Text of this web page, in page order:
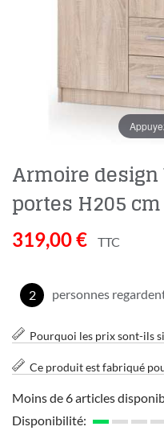
Armoire
portes H205
319,00 € TTC
2 personnes
Pourquoi les prix sont-ils si
Ce produit est fabriqué
Moins de 6 articles
Disponibilité: